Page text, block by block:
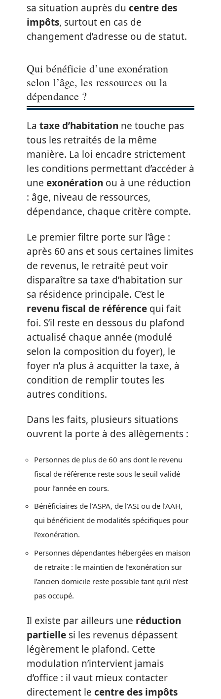
sa situation auprès du centre des
impôts, surtout en cas de
changement d’adresse ou de statut.
Qui bénéficie d’une exonération
selon l’âge, les ressources ou la
dépendance ?
La taxe d’habitation ne touche pas
tous les retraités de la même
manière. La loi encadre strictement
les conditions permettant d’accéder à
une exonération ou à une réduction
: âge, niveau de ressources,
dépendance, chaque critère compte.
Le premier filtre porte sur l’âge :
après 60 ans et sous certaines limites
de revenus, le retraité peut voir
disparaître sa taxe d’habitation sur
sa résidence principale. C’est le
revenu fiscal de référence qui fait
foi. S’il reste en dessous du plafond
actualisé chaque année (modulé
selon la composition du foyer), le
foyer n’a plus à acquitter la taxe, à
condition de remplir toutes les
autres conditions.
Dans les faits, plusieurs situations
ouvrent la porte à des allègements :
Personnes de plus de 60 ans dont le revenu
fiscal de référence reste sous le seuil validé
pour l’année en cours.
Bénéficiaires de l’ASPA, de l’ASI ou de l’AAH,
qui bénéficient de modalités spécifiques pour
l’exonération.
Personnes dépendantes hébergées en maison
de retraite : le maintien de l’exonération sur
l’ancien domicile reste possible tant qu’il n’est
pas occupé.
Il existe par ailleurs une réduction
partielle si les revenus dépassent
légèrement le plafond. Cette
modulation n’intervient jamais
d’office : il vaut mieux contacter
directement le centre des impôts